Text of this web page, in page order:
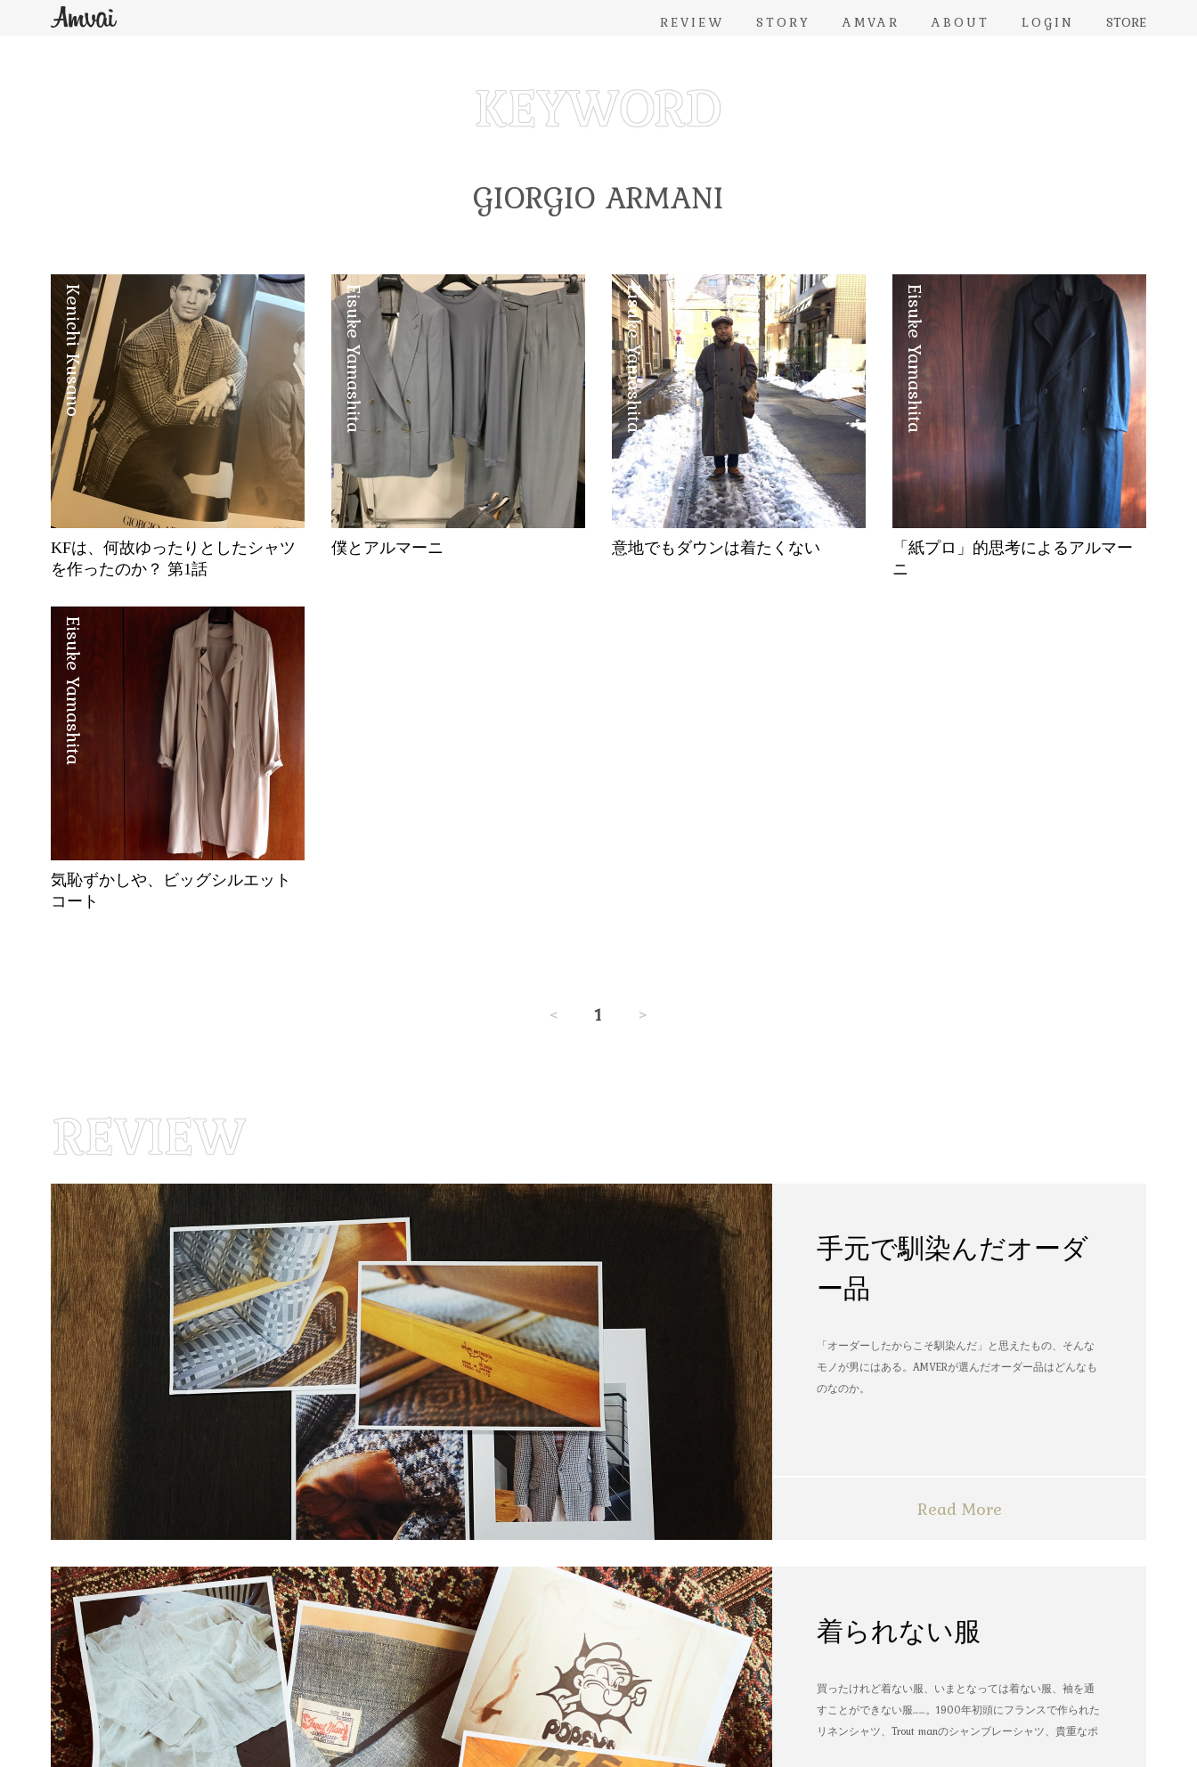
REVIEW STORY AMVAR ABOUT LOGIN STORE
GIORGIO ARMANI
Kenichi Kusano
KFは、何故ゆったりとしたシャツ
を作ったのか？ 第1話
Eisuke Yamashita
僕とアルマーニ
Eisuke Yamashita
意地でもダウンは着たくない
Eisuke Yamashita
「紙プロ」的思考によるアルマー
ニ
Eisuke Yamashita
気恥ずかしや、ビッグシルエット
コート
< 1 >
手元で馴染んだオーダ
ー品
「オーダーしたからこそ馴染んだ」と思えたもの、そんな
モノが男にはある。AMVERが選んだオーダー品はどんなも
のなのか。
Read More
着られない服
買ったけれど着ない服、いまとなっては着ない服、袖を通
すことができない服……。1900年初頭にフランスで作られた
リネンシャツ、Trout manのシャンブレーシャツ、貴重なポ